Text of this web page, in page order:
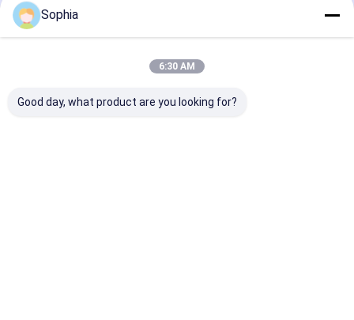
Produits Recommandés
Sophia
6:30 AM
Good day, what product are you looking for?